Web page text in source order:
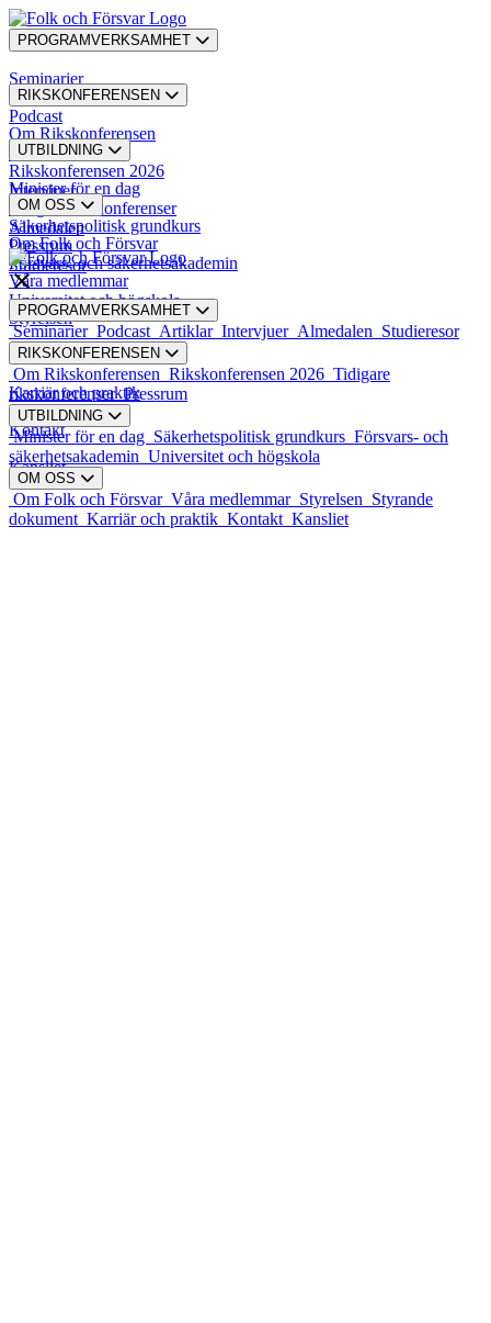
PROGRAMVERKSAMHET
Seminarier
Podcast
Artiklar
Intervjuer
Almedalen
Studieresor
RIKSKONFERENSEN
Om Rikskonferensen
Rikskonferensen 2026
Tidigare rikskonferenser
Pressrum
UTBILDNING
Minister för en dag
Säkerhetspolitisk grundkurs
Försvars- och säkerhetsakademin
Universitet och högskola
OM OSS
Om Folk och Försvar
Våra medlemmar
Styrelsen
Styrande dokument
Karriär och praktik
Kontakt
Kansliet
PROGRAMVERKSAMHET
Seminarier Podcast Artiklar Intervjuer Almedalen Studieresor
RIKSKONFERENSEN
Om Rikskonferensen Rikskonferensen 2026 Tidigare
rikskonferenserPressrum
UTBILDNING
Minister för en dag Säkerhetspolitisk grundkurs Försvars- och
säkerhetsakademin Universitet och högskola
OM OSS
Om Folk och Försvar Våra medlemmar Styrelsen Styrande
dokument Karriär och praktik Kontakt Kansliet